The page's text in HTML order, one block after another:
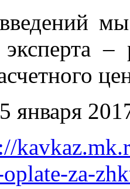
мы
–
января
oplate-za-